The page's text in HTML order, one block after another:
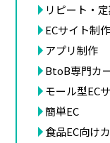
リピート・
ECサイト制作
アプリ制作
BtoB専門カ
モール型EC
簡単EC
食品EC向け